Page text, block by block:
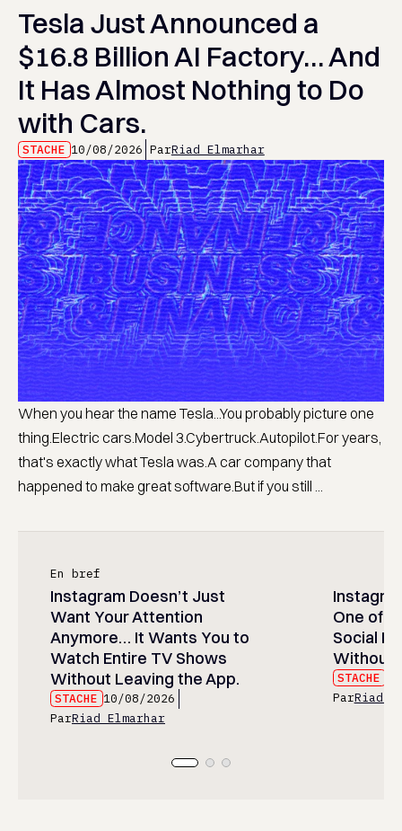
Tesla Just Announced a
$16.8 Billion AI Factory… And
It Has Almost Nothing to Do
with Cars.
STACHE 10/08/2026 ParRiad Elmarhar
When you hear the name Tesla...You probably picture one
thing.Electric cars.Model 3.Cybertruck.Autopilot.For years,
that's exactly what Tesla was.A car company that
happened to make great software.But if you still ...
En bref
Instagram Doesn’t Just
Want Your Attention
Anymore… It Wants You to
Watch Entire TV Shows
Without Leaving the App.
STACHE 10/08/2026
ParRiad Elmarhar
One of
Social
Without
STACHE
ParRiad